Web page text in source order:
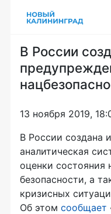
В России
13 ноября 2019,
В России создана
аналитическая
оценки состояния
безопасности, а
кризисных
Об этом сообщает